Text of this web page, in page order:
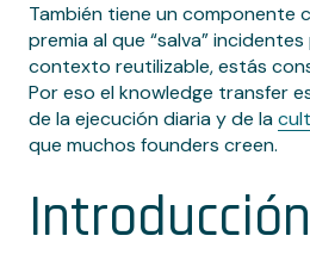
También tiene un componente
premia al que “salva”
contexto reutilizable, estás
Por eso el knowledge transfer
de la ejecución diaria y de la
que muchos founders creen.
Introducción